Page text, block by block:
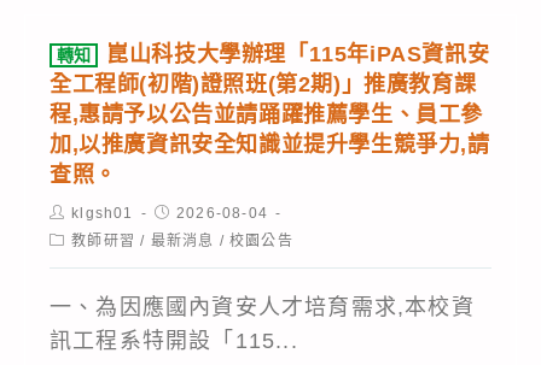
成
績
優
謝
辛
苦
指
學
辦
理
「114
115
年
健
康
告
基
隆
女
115
學
年
度
進
轉知
崑山科技大學辦理「115年iPAS資訊安
全工程師(初階)證照班(第2期)」推廣教育課
程,惠請予以公告並請踊躍推薦學生、員工參
加,以推廣資訊安全知識並提升學生競爭力,請
查照。
Post
author:
klgsh01
Post
published:
2026-08-04
Post教師研習 / 最新消息 / 校園公告
一、為因應國內資安人才培育需求,本校資
訊工程系特開設「115...